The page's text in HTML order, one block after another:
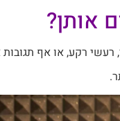
אותן?
רקע, או אף תגובות